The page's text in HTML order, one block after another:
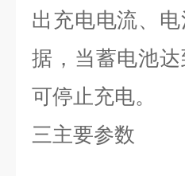
出充电电流、
据，当蓄电池
可停止充电。
三主要参数